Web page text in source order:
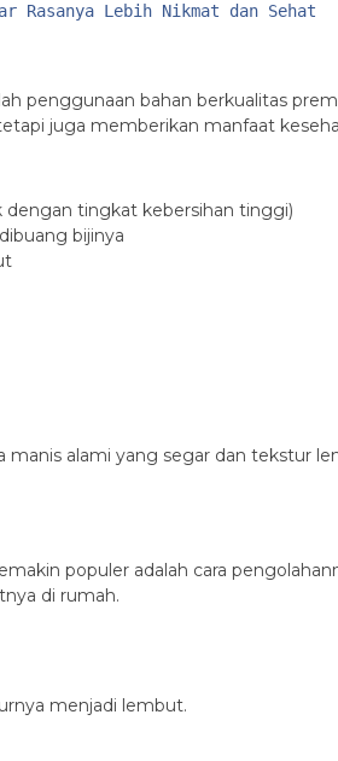
Rasanya Lebih Nikmat dan Sehat
penggunaan bahan berkualitas
juga memberikan manfaat
dengan tingkat kebersihan tinggi)
bijinya
alami yang segar dan tekstur
populer adalah cara
di rumah.
menjadi lembut.